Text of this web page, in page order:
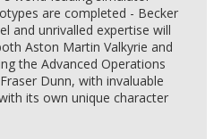
are completed - Becker
and unrivalled expertise will
Aston Martin Valkyrie and
the Advanced Operations
Dunn, with invaluable
its own unique character